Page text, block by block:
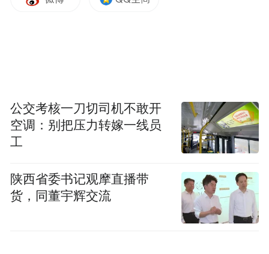
军魂暖人心，陪伴助成长。在袁莉萍家中，
志愿者们秉持军人温情、平等包容的帮扶理
公交考核一刀切司机不敢开
空调：别把压力转嫁一线员
工
陕西省委书记观摩直播带
货，同董宇辉交流